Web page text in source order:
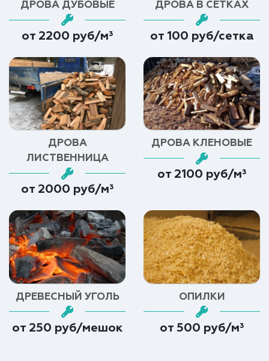
ДРОВА ДУБОВЫЕ
от 2200 руб/м³
ДРОВА В СЕТКАХ
от 100 руб/сетка
ДРОВА
ЛИСТВЕННИЦА
от 2000 руб/м³
ДРОВА КЛЕНОВЫЕ
от 2100 руб/м³
ДРЕВЕСНЫЙ УГОЛЬ
от 250 руб/мешок
ОПИЛКИ
от 500 руб/м³